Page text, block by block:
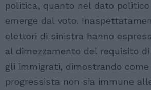
politica, quanto nel dato
emerge dal voto.
elettori di sinistra hanno
al dimezzamento del requisito
gli immigrati, dimostrando
progressista non sia immune